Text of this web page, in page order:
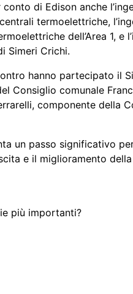
di Edison anche
termoelettriche,
dell’Area 1, e
Simeri Crichi.
hanno partecipato il
Consiglio comunale
componente della
un passo significativo
e il miglioramento
più importanti?